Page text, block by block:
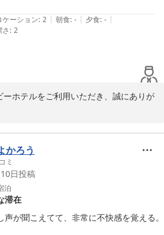
ケーション: 2 | 朝食: - | 夕食: - |
: 2
ホテルをご利用いただき、誠にありが
お客様よりいただいた貴重なご意見と
参考にさせていただきます。
ます。
ますよう今後共務めて参ります。
前エスビーホテルを宜しくお願い致し
を頂き、誠に有難うございます。
かろう
ミ
日投稿
泊
滞在
が聞こえてて、非常に不快感を覚える。